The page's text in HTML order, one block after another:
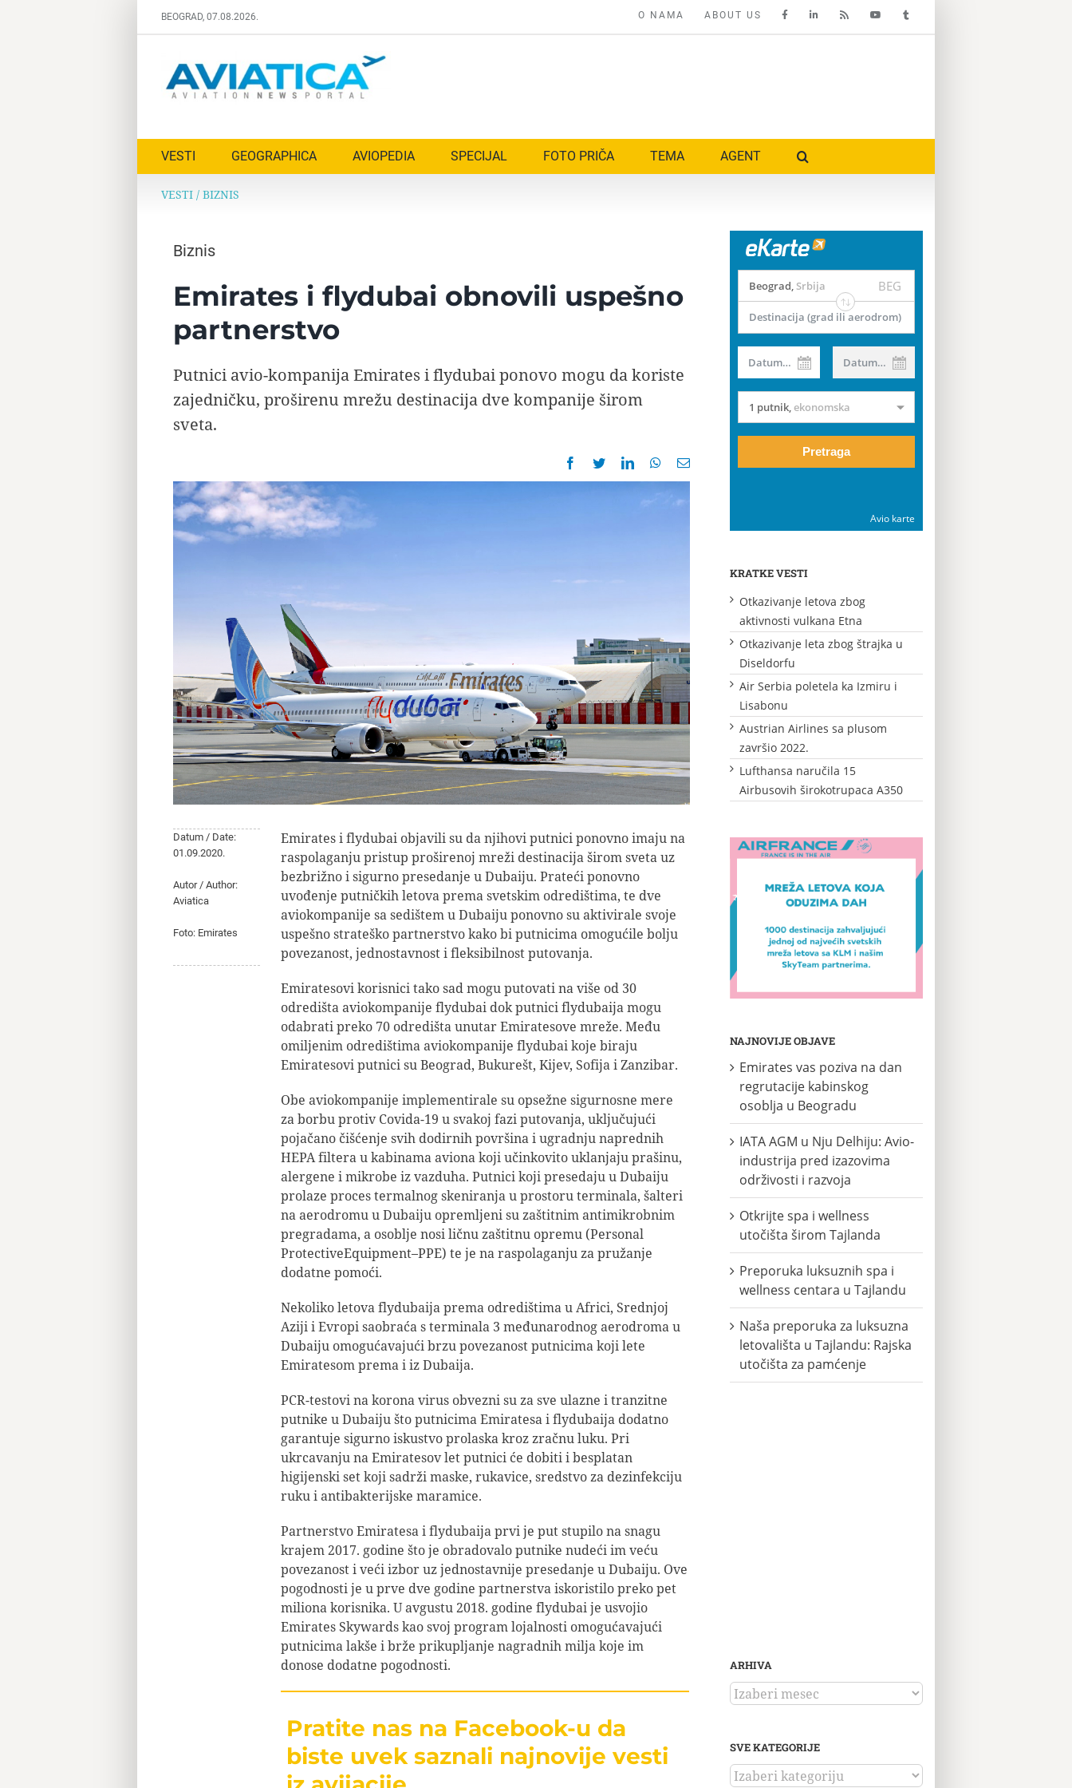
BEOGRAD, 07.08.2026. O NAMA ABOUT US
VESTI GEOGRAPHICA AVIOPEDIA SPECIJAL FOTO PRIČA TEMA AGENT
VESTI/ BIZNIS
Biznis
Emirates i flydubai obnovili uspešno
partnerstvo
Putnici avio-kompanija Emirates i flydubai ponovo mogu da koriste
zajedničku, proširenu mrežu destinacija dve kompanije širom
sveta.
Datum / Date:
01.09.2020.
Autor / Author:
Aviatica
Foto: Emirates
Emirates i flydubai objavili su da njihovi putnici ponovno imaju na
raspolaganju pristup proširenoj mreži destinacija širom sveta uz
bezbrižno i sigurno presedanje u Dubaiju. Prateći ponovno
uvođenje putničkih letova prema svetskim odredištima, te dve
aviokompanije sa sedištem u Dubaiju ponovno su aktivirale svoje
uspešno strateško partnerstvo kako bi putnicima omogućile bolju
povezanost, jednostavnost i fleksibilnost putovanja.
Emiratesovi korisnici tako sad mogu putovati na više od 30
odredišta aviokompanije flydubai dok putnici flydubaija mogu
odabrati preko 70 odredišta unutar Emiratesove mreže. Među
omiljenim odredištima aviokompanije flydubai koje biraju
Emiratesovi putnici su Beograd, Bukurešt, Kijev, Sofija i Zanzibar.
Obe aviokompanije implementirale su opsežne sigurnosne mere
za borbu protiv Covida-19 u svakoj fazi putovanja, uključujući
pojačano čišćenje svih dodirnih površina i ugradnju naprednih
HEPA filtera u kabinama aviona koji učinkovito uklanjaju prašinu,
alergene i mikrobe iz vazduha. Putnici koji presedaju u Dubaiju
prolaze proces termalnog skeniranja u prostoru terminala, šalteri
na aerodromu u Dubaiju opremljeni su zaštitnim antimikrobnim
pregradama, a osoblje nosi ličnu zaštitnu opremu (Personal
ProtectiveEquipment–PPE) te je na raspolaganju za pružanje
dodatne pomoći.
Nekoliko letova flydubaija prema odredištima u Africi, Srednjoj
Aziji i Evropi saobraća s terminala 3 međunarodnog aerodroma u
Dubaiju omogućavajući brzu povezanost putnicima koji lete
Emiratesom prema i iz Dubaija.
PCR-testovi na korona virus obvezni su za sve ulazne i tranzitne
putnike u Dubaiju što putnicima Emiratesa i flydubaija dodatno
garantuje sigurno iskustvo prolaska kroz zračnu luku. Pri
ukrcavanju na Emiratesov let putnici će dobiti i besplatan
higijenski set koji sadrži maske, rukavice, sredstvo za dezinfekciju
ruku i antibakterijske maramice.
Partnerstvo Emiratesa i flydubaija prvi je put stupilo na snagu
krajem 2017. godine što je obradovalo putnike nudeći im veću
povezanost i veći izbor uz jednostavnije presedanje u Dubaiju. Ove
pogodnosti je u prve dve godine partnerstva iskoristilo preko pet
miliona korisnika. U avgustu 2018. godine flydubai je usvojio
Emirates Skywards kao svoj program lojalnosti omogućavajući
putnicima lakše i brže prikupljanje nagradnih milja koje im
donose dodatne pogodnosti.
Pratite nas na Facebook-u da
biste uvek saznali najnovije vesti
Beograd, Srbija BEG
Destinacija (grad ili aerodrom)
Datum od Datum do
1 putnik,ekonomska
Pretraga
Avio karte
KRATKE VESTI
Otkazivanje letova zbog
aktivnosti vulkana Etna
Otkazivanje leta zbog štrajka u
Diseldorfu
Air Serbia poletela ka Izmiru i
Lisabonu
Austrian Airlines sa plusom
završio 2022.
Lufthansa naručila 15
Airbusovih širokotrupaca A350
NAJNOVIJE OBJAVE
Emirates vas poziva na dan
regrutacije kabinskog
osoblja u Beogradu
IATA AGM u Nju Delhiju: Avio-
industrija pred izazovima
održivosti i razvoja
Otkrijte spa i wellness
utočišta širom Tajlanda
Preporuka luksuznih spa i
wellness centara u Tajlandu
Naša preporuka za luksuzna
letovališta u Tajlandu: Rajska
utočišta za pamćenje
ARHIVA
ARHIVA
SVE KATEGORIJE
SVE